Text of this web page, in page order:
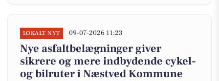
LOKALT NYT 09-07-2026 11:23
Nye asfaltbelægninger giver
sikrere og mere indbydende cykel-
og bilruter i Næstved Kommune